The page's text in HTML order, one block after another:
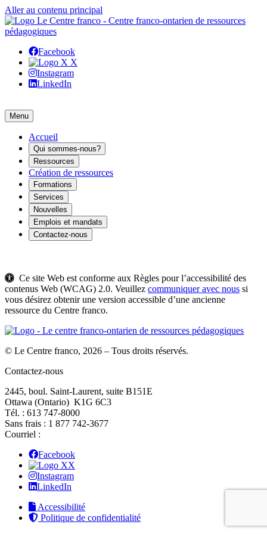
Aller au contenu principal
Facebook
X
Instagram
LinkedIn
Menu
Accueil
Qui sommes-nous?
Ressources
Création de ressources
Formations
Services
Nouvelles
Emplois et mandats
Contactez-nous
Ce site Web est conforme aux Règles pour l’accessibilité des
contenus Web (WCAG) 2.0. Veuillez communiquer avec nous si
vous désirez obtenir une version accessible d’une ancienne
ressource du Centre franco.
© Le Centre franco, 2026 – Tous droits réservés.
Contactez-nous
2445, boul. Saint-Laurent, suite B151E
Ottawa (Ontario) K1G 6C3
Tél. : 613 747‑8000
Sans frais : 1 877 742‑3677
Courriel :
Facebook
X
Instagram
LinkedIn
Accessibilité
Politique de confidentialité